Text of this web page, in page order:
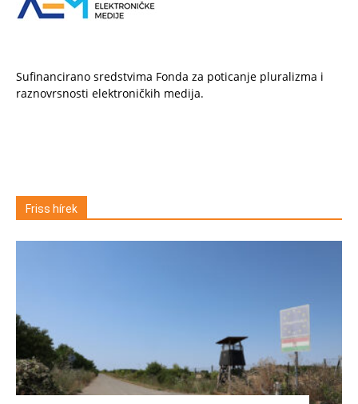
Sufinancirano sredstvima Fonda za poticanje pluralizma i
raznovrsnosti elektroničkih medija.
Friss hírek